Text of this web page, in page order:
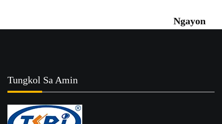
Ngayon
Tungkol Sa Amin